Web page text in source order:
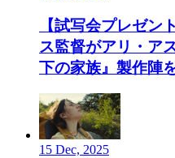
【試写会プレゼン
ス監督がアリ・ア
下の家族』製作陣
15 Dec, 2025